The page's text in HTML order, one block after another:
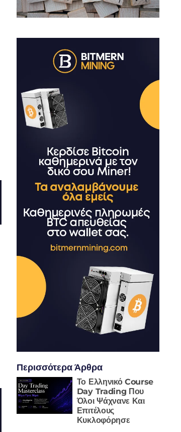
Περισσότερα Άρθρα
Το Ελληνικό Course
Day Trading Που
Όλοι Ψάχνανε Και
Επιτέλους
Κυκλοφόρησε